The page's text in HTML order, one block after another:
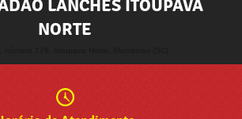
LANCHES ITOUPAVA
NORTE